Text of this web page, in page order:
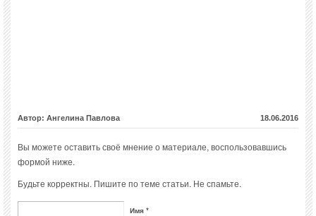
Автор: Ангелина Павлова 18.06.2016
Вы можете оставить своё мнение о материале, воспользовавшись
формой ниже.
Будьте корректны. Пишите по теме статьи. Не спамьте.
Имя *